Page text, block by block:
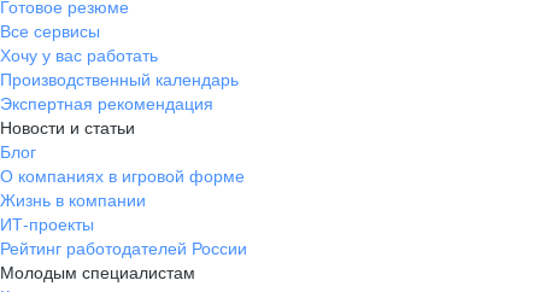
Готовое резюме
Все сервисы
Хочу у вас работать
Производственный календарь
Экспертная рекомендация
Новости и статьи
Блог
О компаниях в игровой форме
Жизнь в компании
ИТ-проекты
Рейтинг работодателей России
Молодым специалистам